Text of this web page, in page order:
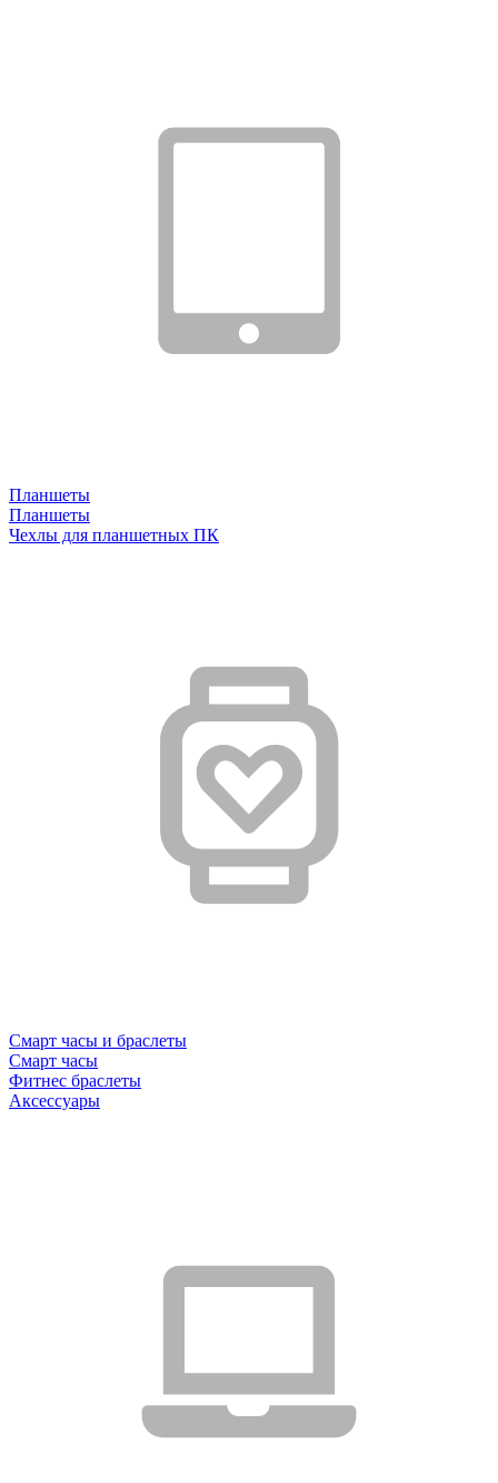
Планшеты
Планшеты
Чехлы для планшетных ПК
Смарт часы и браслеты
Смарт часы
Фитнес браслеты
Аксессуары